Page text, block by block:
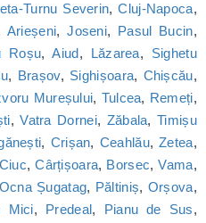
Turnu Severin,Cluj-Napoca,
Arieșeni,Joseni, Pasul Bucin,
Roșu,Aiud, Lăzarea, Sighetu
, Brașov, Sighișoara, Chișcău,
Mureșului, Tulcea, Remeți,
,Vatra Dornei, Zăbala,Timișu
, Crișan, Ceahlău,Zetea,
,Cârțișoara, Borsec,Vama,
Ocna Șugatag, Păltiniș, Orșova,
Mici, Predeal, Pianu de Sus,